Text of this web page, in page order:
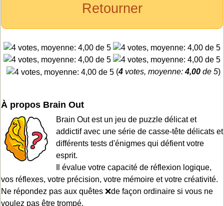
Retourner
(4 votes, moyenne:4,00 de 5)
À propos Brain Out
Brain Out est un jeu de puzzle délicat et
addictif avec une série de casse-tête délicats et
différents tests d'énigmes qui défient votre
esprit.
Il évalue votre capacité de réflexion logique,
vos réflexes, votre précision, votre mémoire et votre créativité.
Ne répondez pas aux quêtes ❌de façon ordinaire si vous ne
voulez pas être trompé.